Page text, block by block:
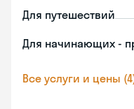
Для путешествий
Для начинающих -
Все услуги и цены